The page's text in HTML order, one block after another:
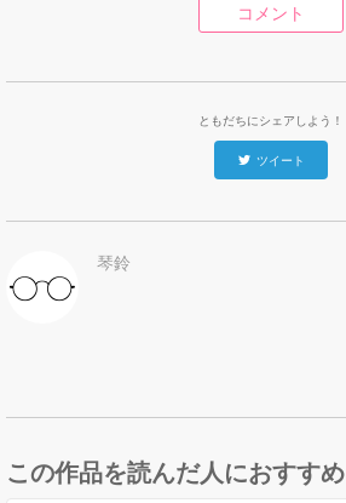
コメント
ともだちにシェアしよう！
ツイート
琴鈴
この作品を読んだ人におすすめ